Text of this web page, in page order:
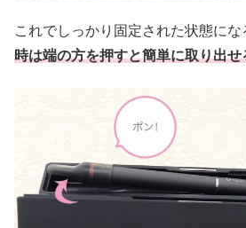
これでしっかり固定された状態にな
時は端の方を押すと簡単に取り出せ